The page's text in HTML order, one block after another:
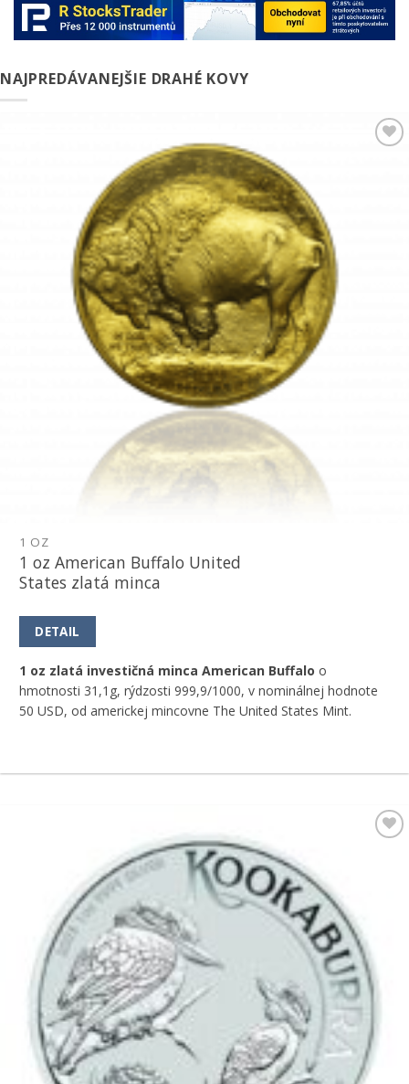
NAJPREDÁVANEJŠIE DRAHÉ KOVY
1 OZ
1 oz American Buffalo United
States zlatá minca
DETAIL
1 oz zlatá investičná minca American Buffalo o
hmotnosti 31,1g, rýdzosti 999,9/1000, v nominálnej hodnote
50 USD, od americkej mincovne The United States Mint.